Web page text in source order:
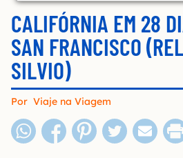
CALIFÓRNIA EM 28
SAN FRANCISCO
SILVIO)
Por Viaje na Viagem